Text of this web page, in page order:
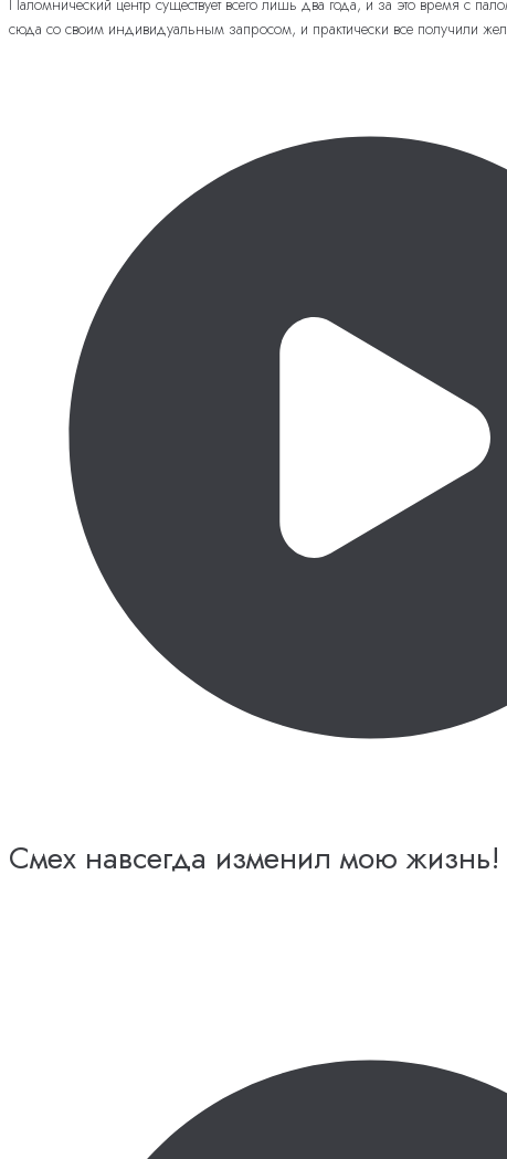
Паломнический центр существует всего лишь два года, и за это время с
сюда со своим индивидуальным запросом, и практически все получили
Смех навсегда изменил мою жизнь!